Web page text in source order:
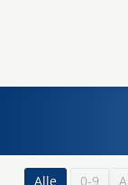
Home
Alle 0-9 A